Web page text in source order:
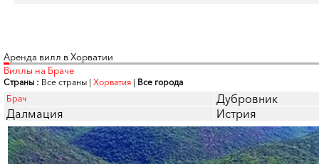
Аренда вилл в Хорватии
Виллы на Браче
Страны : Все страны | Хорватия | Все города
Брач
Дубровник
Далмация
Истрия